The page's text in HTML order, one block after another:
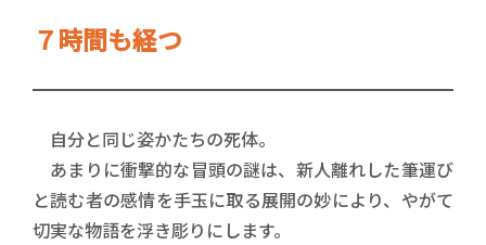
７時間も経つ
自分と同じ姿かたちの死体。
あまりに衝撃的な冒頭の謎は、新人離れした筆運び
と読む者の感情を手玉に取る展開の妙により、やがて
切実な物語を浮き彫りにします。